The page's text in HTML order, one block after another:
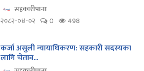
सहकारीपाना
२०८२-०४-०२
0 498
कर्जा असुली न्यायाधिकरण: सहकारी सदस्यका
लागि चेताव...